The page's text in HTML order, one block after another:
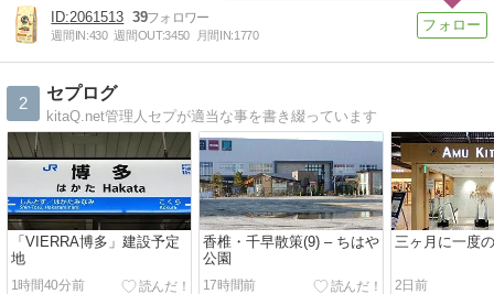
2061513 39
週間IN:430 週間OUT:3450 月間IN:1770
2
セプログ
kitaQ.net管理人セプが適当な事を書き綴っています
「VIERRA博多」建設予定
地
1時間40分前
香椎・千早散策(9) – ちはや
公園
17時間前
三ヶ月に一度
2日前